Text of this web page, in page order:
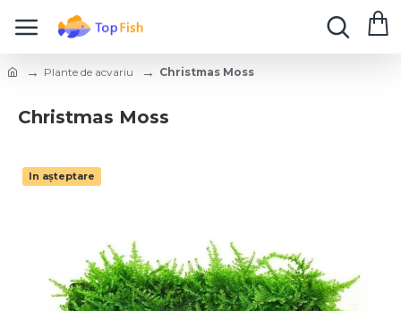
Plante de acvariu Christmas Moss
Christmas Moss
In așteptare